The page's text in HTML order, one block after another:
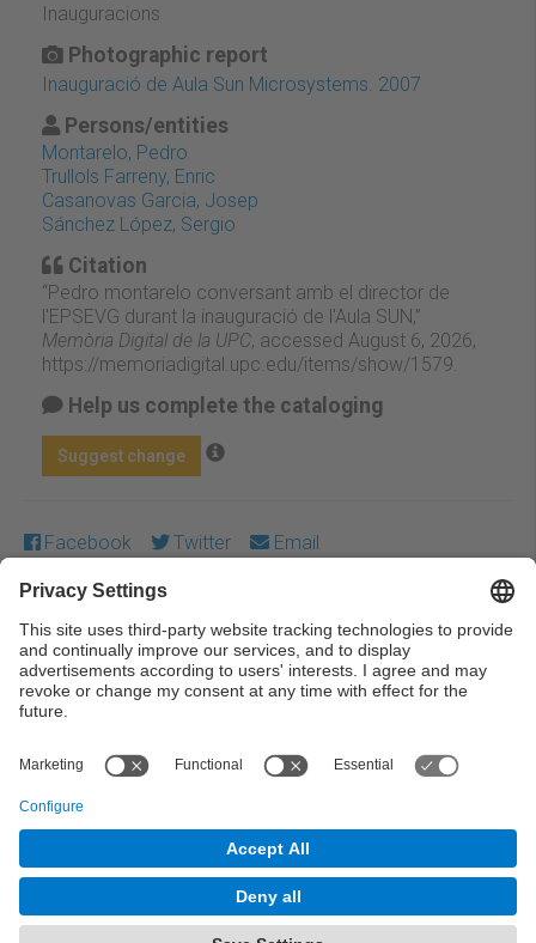
Inauguracions
Photographic report
Inauguració de Aula Sun Microsystems. 2007
Persons/entities
Montarelo, Pedro
Trullols Farreny, Enric
Casanovas Garcia, Josep
Sánchez López, Sergio
Citation
“Pedro montarelo conversant amb el director de
l'EPSEVG durant la inauguració de l'Aula SUN,”
Memòria Digital de la UPC, accessed August 6, 2026,
https://memoriadigital.upc.edu/items/show/1579
Help us complete the cataloging
Suggest change
Facebook Twitter Email
Except where otherwise noted, content on this work is
licensed under a Creative Commons license:Attribution-
NonCommercial-NoDerivs 3.0 Spain
© UPC Universitat Politècnica de Catalunya ·
BarcelonaTech